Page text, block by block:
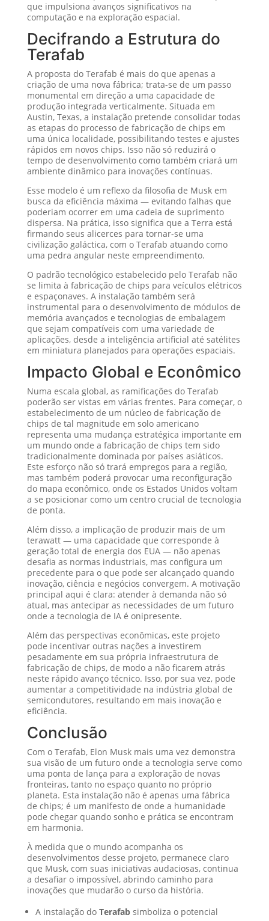
que impulsiona avanços significativos na
computação e na exploração espacial.
Decifrando a Estrutura do
Terafab
A proposta do Terafab é mais do que apenas a
criação de uma nova fábrica; trata-se de um passo
monumental em direção a uma capacidade de
produção integrada verticalmente. Situada em
Austin, Texas, a instalação pretende consolidar todas
as etapas do processo de fabricação de chips em
uma única localidade, possibilitando testes e ajustes
rápidos em novos chips. Isso não só reduzirá o
tempo de desenvolvimento como também criará um
ambiente dinâmico para inovações contínuas.
Esse modelo é um reflexo da filosofia de Musk em
busca da eficiência máxima — evitando falhas que
poderiam ocorrer em uma cadeia de suprimento
dispersa. Na prática, isso significa que a Terra está
firmando seus alicerces para tornar-se uma
civilização galáctica, com o Terafab atuando como
uma pedra angular neste empreendimento.
O padrão tecnológico estabelecido pelo Terafab não
se limita à fabricação de chips para veículos elétricos
e espaçonaves. A instalação também será
instrumental para o desenvolvimento de módulos de
memória avançados e tecnologias de embalagem
que sejam compatíveis com uma variedade de
aplicações, desde a inteligência artificial até satélites
em miniatura planejados para operações espaciais.
Impacto Global e Econômico
Numa escala global, as ramificações do Terafab
poderão ser vistas em várias frentes. Para começar, o
estabelecimento de um núcleo de fabricação de
chips de tal magnitude em solo americano
representa uma mudança estratégica importante em
um mundo onde a fabricação de chips tem sido
tradicionalmente dominada por países asiáticos.
Este esforço não só trará empregos para a região,
mas também poderá provocar uma reconfiguração
do mapa econômico, onde os Estados Unidos voltam
a se posicionar como um centro crucial de tecnologia
de ponta.
Além disso, a implicação de produzir mais de um
terawatt — uma capacidade que corresponde à
geração total de energia dos EUA — não apenas
desafia as normas industriais, mas configura um
precedente para o que pode ser alcançado quando
inovação, ciência e negócios convergem. A motivação
principal aqui é clara: atender à demanda não só
atual, mas antecipar as necessidades de um futuro
onde a tecnologia de IA é onipresente.
Além das perspectivas econômicas, este projeto
pode incentivar outras nações a investirem
pesadamente em sua própria infraestrutura de
fabricação de chips, de modo a não ficarem atrás
neste rápido avanço técnico. Isso, por sua vez, pode
aumentar a competitividade na indústria global de
semicondutores, resultando em mais inovação e
eficiência.
Conclusão
Com o Terafab, Elon Musk mais uma vez demonstra
sua visão de um futuro onde a tecnologia serve como
uma ponta de lança para a exploração de novas
fronteiras, tanto no espaço quanto no próprio
planeta. Esta instalação não é apenas uma fábrica
de chips; é um manifesto de onde a humanidade
pode chegar quando sonho e prática se encontram
em harmonia.
À medida que o mundo acompanha os
desenvolvimentos desse projeto, permanece claro
que Musk, com suas iniciativas audaciosas, continua
a desafiar o impossível, abrindo caminho para
inovações que mudarão o curso da história.
A instalação do Terafabsimboliza o potencial